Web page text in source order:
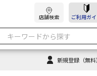
店舗検索 ご利用ガ
新規登録 （無料）